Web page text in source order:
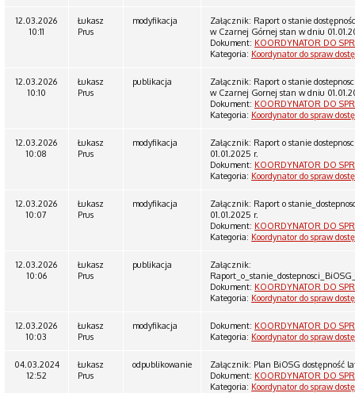
12.03.2026
10:11
Łukasz
Prus
modyfikacja
Załącznik: Raport o stanie
w Czarnej Górnej stan w dniu
Dokument: KOORDYNATOR DO
Kategoria: Koordynator do spraw
12.03.2026
10:10
Łukasz
Prus
publikacja
Załącznik: Raport o stanie
w Czarnej Gornej stan w dniu
Dokument: KOORDYNATOR DO
Kategoria: Koordynator do spraw
12.03.2026
10:08
Łukasz
Prus
modyfikacja
Załącznik: Raport o stanie
01.01.2025 r.
Dokument: KOORDYNATOR DO
Kategoria: Koordynator do spraw
12.03.2026
10:07
Łukasz
Prus
modyfikacja
Załącznik: Raport o
01.01.2025 r.
Dokument: KOORDYNATOR DO
Kategoria: Koordynator do spraw
12.03.2026
10:06
Łukasz
Prus
publikacja
Załącznik:
Dokument: KOORDYNATOR DO
Kategoria: Koordynator do spraw
12.03.2026
10:03
Łukasz
Prus
modyfikacja Dokument: KOORDYNATOR DO
Kategoria: Koordynator do spraw
04.03.2024
12:52
Łukasz
Prus
odpublikowanie
Załącznik: Plan BiOSG dostępność
Dokument: KOORDYNATOR DO
Kategoria: Koordynator do spraw